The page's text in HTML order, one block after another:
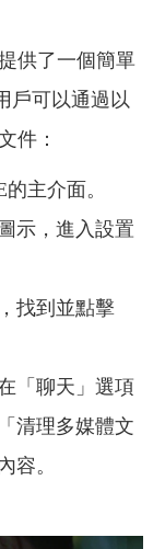
供了一個簡單
戶可以通過以
件：
主介面。
示，進入設置
找到並點擊
「聊天」選項
清理多媒體文
容。